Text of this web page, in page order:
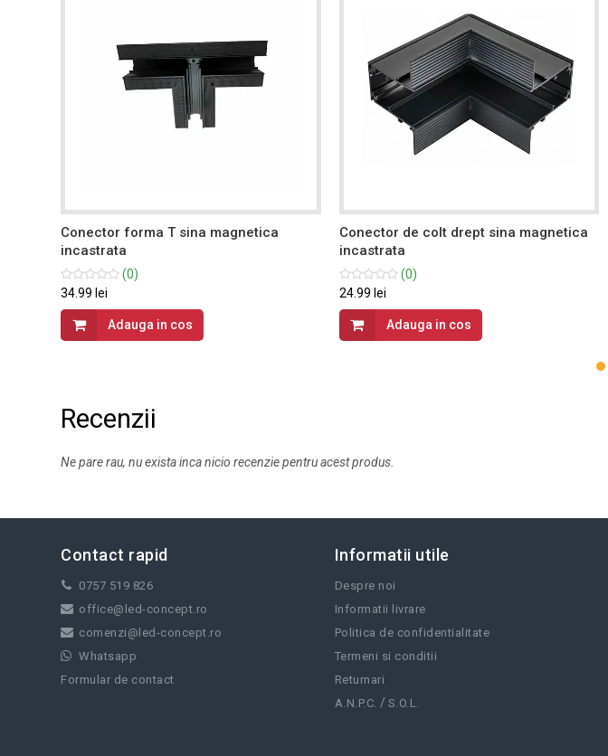
Conector forma T sina magnetica
incastrata
(0)
34.99 lei
Adauga in cos
Conector de colt drept sina magnetica
incastrata
(0)
24.99 lei
Adauga in cos
Recenzii
Ne pare rau, nu exista inca nicio recenzie pentru acest produs.
Contact rapid
0757 519 826
office@led-concept.ro
comenzi@led-concept.ro
Whatsapp
Formular de contact
Informatii utile
Despre noi
Informatii livrare
Politica de confidentialitate
Termeni si conditii
Returnari
A.N.P.C. / S.O.L.